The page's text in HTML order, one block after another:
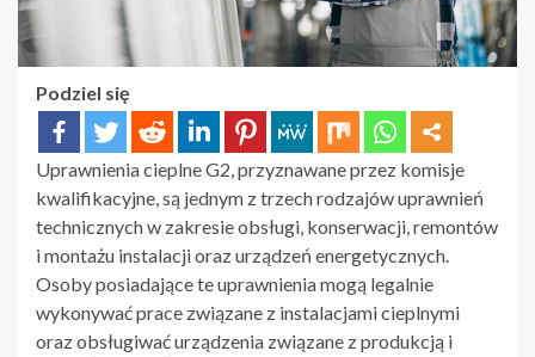
Podziel się
Uprawnienia cieplne G2, przyznawane przez komisje
kwalifikacyjne, są jednym z trzech rodzajów uprawnień
technicznych w zakresie obsługi, konserwacji, remontów
i montażu instalacji oraz urządzeń energetycznych.
Osoby posiadające te uprawnienia mogą legalnie
wykonywać prace związane z instalacjami cieplnymi
oraz obsługiwać urządzenia związane z produkcją i